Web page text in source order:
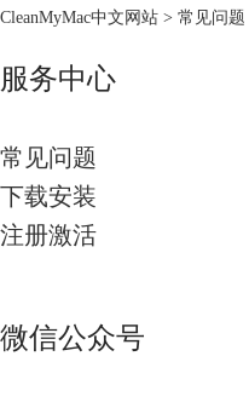
CleanMyMac中文网站 > 常见问题
服务中心
常见问题
下载安装
注册激活
微信公众号